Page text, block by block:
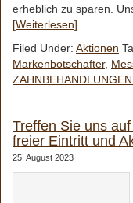
erheblich zu sparen.
[Weiterlesen]
Filed Under: Aktionen
Markenbotschafter,
Treffen Sie uns
freier Eintritt und
25. August 2023